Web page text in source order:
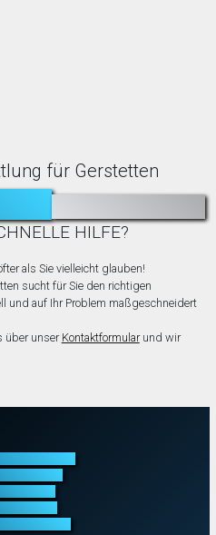
für Gerstetten
HILFE?
als Sie vielleicht glauben!
sucht für Sie den richtigen
und auf Ihr Problem maßgeschneidert
über unserKontaktformularund wir